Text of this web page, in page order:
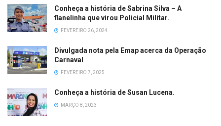
Conheça a história de Sabrina Silva – A
flanelinha que virou Policial Militar.
FEVEREIRO 26, 2024
Divulgada nota pela Emap acerca da Operação
Carnaval
FEVEREIRO 7, 2025
Conheça a história de Susan Lucena.
MARÇO 8, 2023